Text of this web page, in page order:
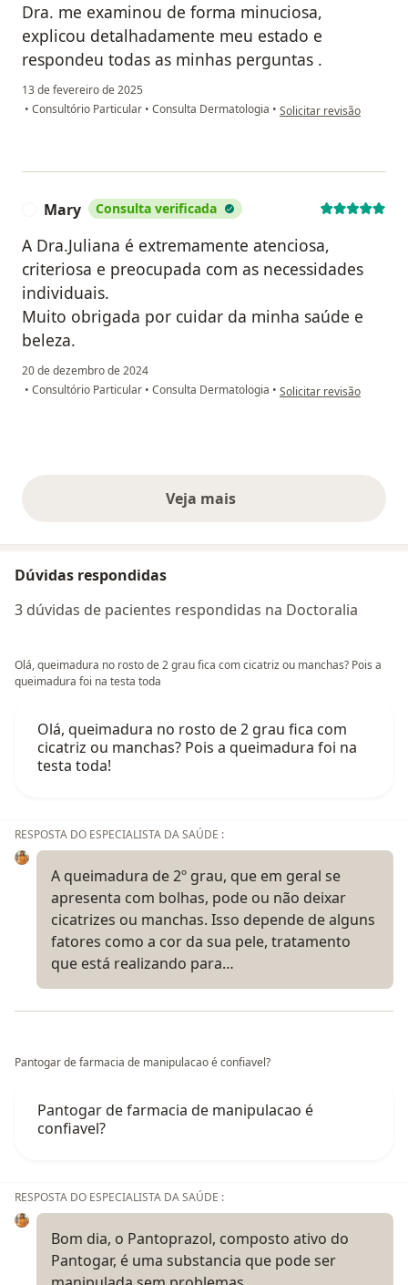
Dra. me examinou de forma minuciosa,
explicou detalhadamente meu estado e
respondeu todas as minhas perguntas .
13 de fevereiro de 2025
• Consultório Particular • Consulta Dermatologia • na opinião do utilizador
Solicitar revisão
Mary Consulta verificada
A Dra.Juliana é extremamente atenciosa,
criteriosa e preocupada com as necessidades
individuais.
Muito obrigada por cuidar da minha saúde e
beleza.
20 de dezembro de 2024
• Consultório Particular • Consulta Dermatologia • na opinião do utilizador
Solicitar revisão
Veja maisopiniões acima
Dúvidas respondidas
3 dúvidas de pacientes respondidas na Doctoralia
Olá, queimadura no rosto de 2 grau fica com cicatriz ou manchas? Pois a
queimadura foi na testa toda
Olá, queimadura no rosto de 2 grau fica com
cicatriz ou manchas? Pois a queimadura foi na
testa toda!
RESPOSTA DO ESPECIALISTA DA SAÚDE :
A queimadura de 2º grau, que em geral se
apresenta com bolhas, pode ou não deixar
cicatrizes ou manchas. Isso depende de alguns
fatores como a cor da sua pele, tratamento
que está realizando para…
Pantogar de farmacia de manipulacao é confiavel?
Pantogar de farmacia de manipulacao é
confiavel?
RESPOSTA DO ESPECIALISTA DA SAÚDE :
Bom dia, o Pantoprazol, composto ativo do
Pantogar, é uma substancia que pode ser